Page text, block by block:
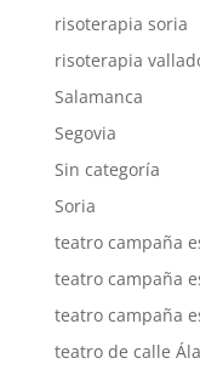
risoterapia soria
risoterapia
Salamanca
Segovia
Sin categoría
Soria
teatro campaña
teatro campaña
teatro campaña
teatro de calle